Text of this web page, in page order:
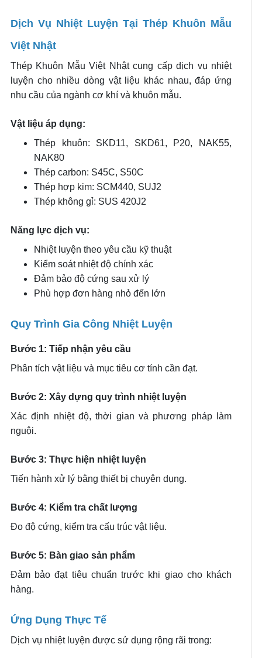
Dịch Vụ Nhiệt Luyện Tại Thép Khuôn Mẫu
Việt Nhật
Thép Khuôn Mẫu Việt Nhật cung cấp dịch vụ nhiệt
luyện cho nhiều dòng vật liệu khác nhau, đáp ứng
nhu cầu của ngành cơ khí và khuôn mẫu.
Vật liệu áp dụng:
Thép khuôn: SKD11, SKD61, P20, NAK55,
NAK80
Thép carbon: S45C, S50C
Thép hợp kim: SCM440, SUJ2
Thép không gỉ: SUS 420J2
Năng lực dịch vụ:
Nhiệt luyện theo yêu cầu kỹ thuật
Kiểm soát nhiệt độ chính xác
Đảm bảo độ cứng sau xử lý
Phù hợp đơn hàng nhỏ đến lớn
Quy Trình Gia Công Nhiệt Luyện
Bước 1: Tiếp nhận yêu cầu
Phân tích vật liệu và mục tiêu cơ tính cần đạt.
Bước 2: Xây dựng quy trình nhiệt luyện
Xác định nhiệt độ, thời gian và phương pháp làm
nguội.
Bước 3: Thực hiện nhiệt luyện
Tiến hành xử lý bằng thiết bị chuyên dụng.
Bước 4: Kiểm tra chất lượng
Đo độ cứng, kiểm tra cấu trúc vật liệu.
Bước 5: Bàn giao sản phẩm
Đảm bảo đạt tiêu chuẩn trước khi giao cho khách
hàng.
Ứng Dụng Thực Tế
Dịch vụ nhiệt luyện được sử dụng rộng rãi trong: